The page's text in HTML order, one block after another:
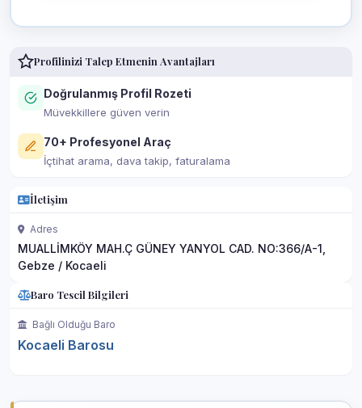
Profilinizi Talep Etmenin Avantajları
Doğrulanmış Profil Rozeti
Müvekkillere güven verin
70+ Profesyonel Araç
İçtihat arama, dava takip, faturalama
İletişim
Adres
MUALLİMKÖY MAH.Ç GÜNEY YANYOL CAD. NO:366/A-1,
Gebze / Kocaeli
Baro Tescil Bilgileri
Bağlı Olduğu Baro
Kocaeli Barosu